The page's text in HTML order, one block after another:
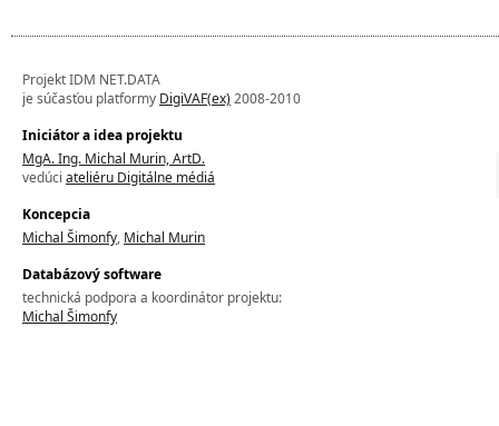
Projekt IDM NET.DATA
je súčasťou platformy DigiVAF(ex)2008-2010
Iniciátor a idea projektu
MgA. Ing. Michal Murin, ArtD.
vedúci ateliéru Digitálne médiá
Koncepcia
Michal Šimonfy, Michal Murin
Databázový software
technická podpora a koordinátor projektu:
Michal Šimonfy